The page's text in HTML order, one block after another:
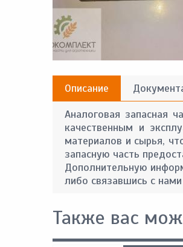
Описание
Аналоговая запасная
качественным и
материалов и сырья,
запасную часть
Дополнительную
либо связавшись с
Также вас